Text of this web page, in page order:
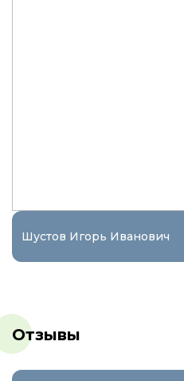
Шустов Игорь Иванович
Отзывы